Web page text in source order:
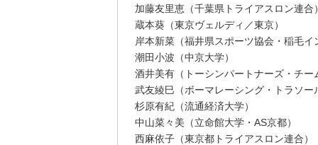
加藤友里恵（千葉県トライアスロン連合
蔵本葵（東京ヴェルディ／東京）
岸本新菜（福井県スポーツ協会・稲毛イ
潮田小波（中京大学）
酒井美有（トーシンパートナーズ・チー
武友綾巳（ボーマレーシング・トラソー
杉原有紀（流通経済大学）
中山菜々美（立命館大学・AS京都）
西麻依子（東京都トライアスロン連合）